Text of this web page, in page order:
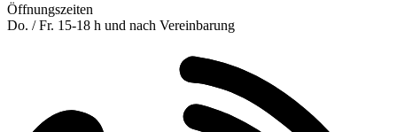
Öffnungszeiten
Do. / Fr. 15-18 h und nach Vereinbarung